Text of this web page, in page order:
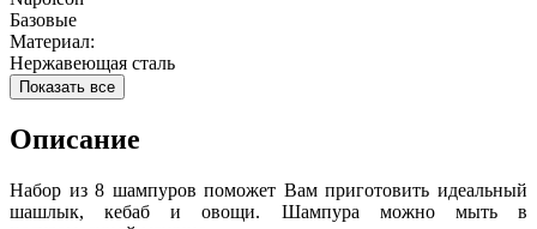
Базовые
Материал:
Нержавеющая сталь
Показать все
Описание
Набор из 8 шампуров поможет Вам приготовить идеальный
шашлык, кебаб и овощи. Шампура можно мыть в